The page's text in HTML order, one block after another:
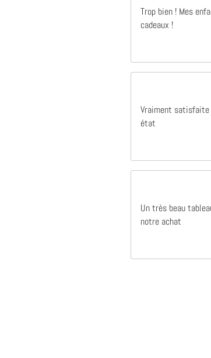
Trop bien ! Mes
cadeaux !
Vraiment satisfaite
état
Un très beau
notre achat